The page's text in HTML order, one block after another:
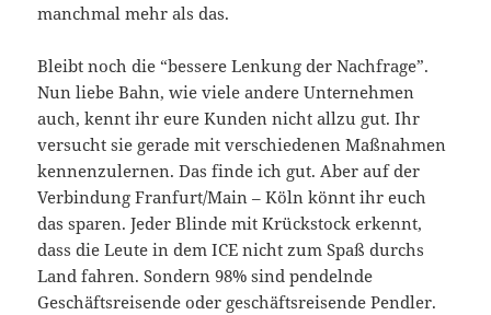
manchmal mehr als das.
Bleibt noch die “bessere Lenkung der Nachfrage”.
Nun liebe Bahn, wie viele andere Unternehmen
auch, kennt ihr eure Kunden nicht allzu gut. Ihr
versucht sie gerade mit verschiedenen Maßnahmen
kennenzulernen. Das finde ich gut. Aber auf der
Verbindung Franfurt/Main – Köln könnt ihr euch
das sparen. Jeder Blinde mit Krückstock erkennt,
dass die Leute in dem ICE nicht zum Spaß durchs
Land fahren. Sondern 98% sind pendelnde
Geschäftsreisende oder geschäftsreisende Pendler.